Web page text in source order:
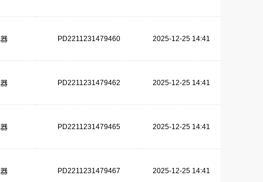
PD2211231479460 2025-12-25 14:41
PD2211231479462 2025-12-25 14:41
PD2211231479465 2025-12-25 14:41
PD2211231479467 2025-12-25 14:41